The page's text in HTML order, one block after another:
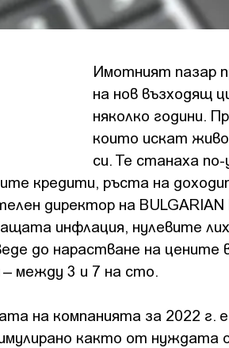
Имотният пазар
на нов възходящ
няколко години.
които искат
си. Те станаха
кредити, ръста на
директор на
инфлация, нулевите
до нарастване на
между 3 и 7 на сто.
на компанията за 2022 г.
както от нуждата